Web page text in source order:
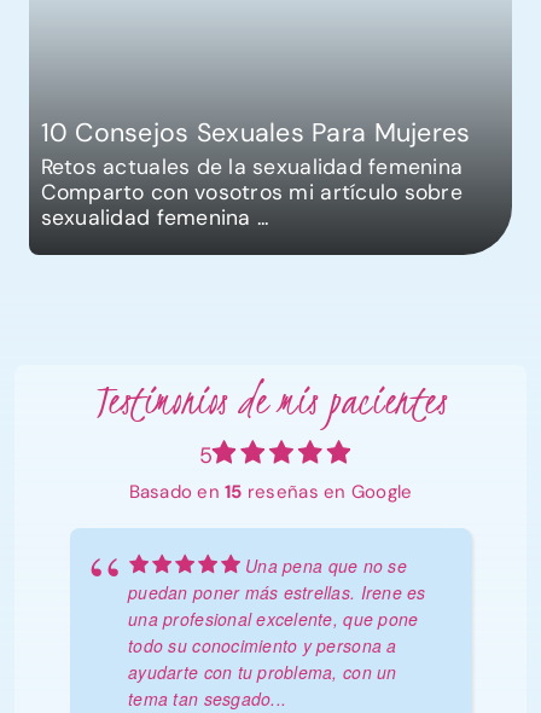
10 Consejos Sexuales Para Mujeres
Retos actuales de la sexualidad femenina
Comparto con vosotros mi artículo sobre
sexualidad femenina ...
Testimonios de mis pacientes
5
Basado en15 reseñas en Google
Una pena que no se
puedan poner más estrellas. Irene es
una profesional excelente, que pone
todo su conocimiento y persona a
ayudarte con tu problema, con un
tema tan sesgado...